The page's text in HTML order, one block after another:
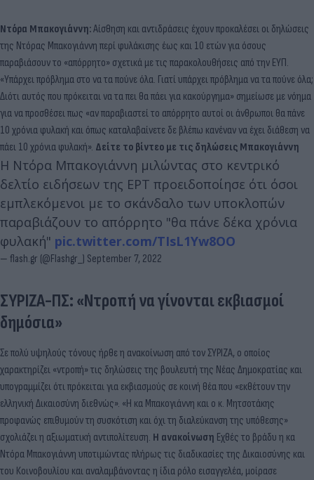
Ντόρα Μπακογιάννη:Αίσθηση και αντιδράσεις έχουν προκαλέσει οι δηλώσεις
της Ντόρας Μπακογιάννη περί φυλάκισης έως και 10 ετών για όσους
παραβιάσουν το «απόρρητο» σχετικά με τις παρακολουθήσεις από την ΕΥΠ.
«Υπάρχει πρόβλημα στο να τα πούνε όλα. Γιατί υπάρχει πρόβλημα να τα πούνε όλα;
Διότι αυτός που πρόκειται να τα πει θα πάει για κακούργημα» σημείωσε με νόημα
για να προσθέσει πως «αν παραβιαστεί το απόρρητο αυτοί οι άνθρωποι θα πάνε
10 χρόνια φυλακή και όπως καταλαβαίνετε δε βλέπω κανέναν να έχει διάθεση να
πάει 10 χρόνια φυλακή». Δείτε το βίντεο με τις δηλώσεις Μπακογιάννη
Η Ντόρα Μπακογιάννη μιλώντας στο κεντρικό
δελτίο ειδήσεων της ΕΡΤ προειδοποίησε ότι όσοι
εμπλεκόμενοι με το σκάνδαλο των υποκλοπών
παραβιάζουν το απόρρητο "θα πάνε δέκα χρόνια
φυλακή" pic.twitter.com/TIsL1Yw8OO
— flash.gr (@Flashgr_) September 7, 2022
ΣΥΡΙΖΑ-ΠΣ: «Ντροπή να γίνονται εκβιασμοί
δημόσια»
Σε πολύ υψηλούς τόνους ήρθε η ανακοίνωση από τον ΣΥΡΙΖΑ, ο οποίος
χαρακτηρίζει «ντροπή» τις δηλώσεις της βουλευτή της Νέας Δημοκρατίας και
υπογραμμίζει ότι πρόκειται για εκβιασμούς σε κοινή θέα που «εκθέτουν την
ελληνική Δικαιοσύνη διεθνώς». «Η κα Μπακογιάννη και ο κ. Μητσοτάκης
προφανώς επιθυμούν τη συσκότιση και όχι τη διαλεύκανση της υπόθεσης»
σχολιάζει η αξιωματική αντιπολίτευση. Η ανακοίνωση Εχθές το βράδυ η κα
Ντόρα Μπακογιάννη υποτιμώντας πλήρως τις διαδικασίες της Δικαιοσύνης και
του Κοινοβουλίου και αναλαμβάνοντας η ίδια ρόλο εισαγγελέα, μοίρασε